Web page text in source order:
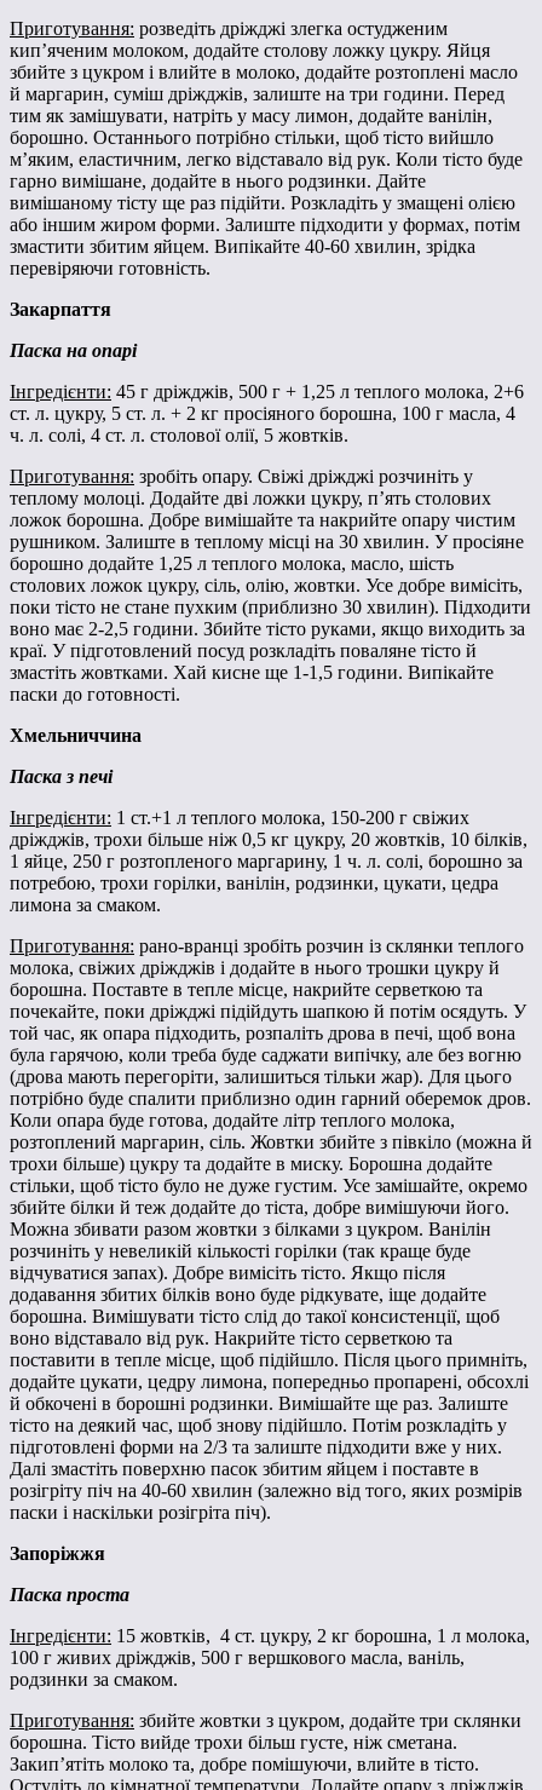
Приготування: розведіть дріжджі злегка остудженим
кип’яченим молоком, додайте столову ложку цукру. Яйця
збийте з цукром і влийте в молоко, додайте розтоплені масло
й маргарин, суміш дріжджів, залиште на три години. Перед
тим як замішувати, натріть у масу лимон, додайте ванілін,
борошно. Останнього потрібно стільки, щоб тісто вийшло
м’яким, еластичним, легко відставало від рук. Коли тісто буде
гарно вимішане, додайте в нього родзинки. Дайте
вимішаному тісту ще раз підійти. Розкладіть у змащені олією
або іншим жиром форми. Залиште підходити у формах, потім
змастити збитим яйцем. Випікайте 40-60 хвилин, зрідка
перевіряючи готовність.
Закарпаття
Паска на опарі
Інгредієнти: 45 г дріжджів, 500 г + 1,25 л теплого молока, 2+6
ст. л. цукру, 5 ст. л. + 2 кг просіяного борошна, 100 г масла, 4
ч. л. солі, 4 ст. л. столової олії, 5 жовтків.
Приготування: зробіть опару. Свіжі дріжджі розчиніть у
теплому молоці. Додайте дві ложки цукру, п’ять столових
ложок борошна. Добре вимішайте та накрийте опару чистим
рушником. Залиште в теплому місці на 30 хвилин. У просіяне
борошно додайте 1,25 л теплого молока, масло, шість
столових ложок цукру, сіль, олію, жовтки. Усе добре вимісіть,
поки тісто не стане пухким (приблизно 30 хвилин). Підходити
воно має 2-2,5 години. Збийте тісто руками, якщо виходить за
краї. У підготовлений посуд розкладіть поваляне тісто й
змастіть жовтками. Хай кисне ще 1-1,5 години. Випікайте
паски до готовності.
Хмельниччина
Паска з печі
Інгредієнти: 1 ст.+1 л теплого молока, 150-200 г свіжих
дріжджів, трохи більше ніж 0,5 кг цукру, 20 жовтків, 10 білків,
1 яйце, 250 г розтопленого маргарину, 1 ч. л. солі, борошно за
потребою, трохи горілки, ванілін, родзинки, цукати, цедра
лимона за смаком.
Приготування: рано-вранці зробіть розчин із склянки теплого
молока, свіжих дріжджів і додайте в нього трошки цукру й
борошна. Поставте в тепле місце, накрийте серветкою та
почекайте, поки дріжджі підійдуть шапкою й потім осядуть. У
той час, як опара підходить, розпаліть дрова в печі, щоб вона
була гарячою, коли треба буде саджати випічку, але без вогню
(дрова мають перегоріти, залишиться тільки жар). Для цього
потрібно буде спалити приблизно один гарний оберемок дров.
Коли опара буде готова, додайте літр теплого молока,
розтоплений маргарин, сіль. Жовтки збийте з півкіло (можна й
трохи більше) цукру та додайте в миску. Борошна додайте
стільки, щоб тісто було не дуже густим. Усе замішайте, окремо
збийте білки й теж додайте до тіста, добре вимішуючи його.
Можна збивати разом жовтки з білками з цукром. Ванілін
розчиніть у невеликій кількості горілки (так краще буде
відчуватися запах). Добре вимісіть тісто. Якщо після
додавання збитих білків воно буде рідкувате, іще додайте
борошна. Вимішувати тісто слід до такої консистенції, щоб
воно відставало від рук. Накрийте тісто серветкою та
поставити в тепле місце, щоб підійшло. Після цього примніть,
додайте цукати, цедру лимона, попередньо пропарені, обсохлі
й обкочені в борошні родзинки. Вимішайте ще раз. Залиште
тісто на деякий час, щоб знову підійшло. Потім розкладіть у
підготовлені форми на 2/3 та залиште підходити вже у них.
Далі змастіть поверхню пасок збитим яйцем і поставте в
розігріту піч на 40-60 хвилин (залежно від того, яких розмірів
паски і наскільки розігріта піч).
Запоріжжя
Паска проста
Інгредієнти: 15 жовтків, 4 ст. цукру, 2 кг борошна, 1 л молока,
100 г живих дріжджів, 500 г вершкового масла, ваніль,
родзинки за смаком.
Приготування: збийте жовтки з цукром, додайте три склянки
борошна. Тісто вийде трохи більш густе, ніж сметана.
Закип’ятіть молоко та, добре помішуючи, влийте в тісто.